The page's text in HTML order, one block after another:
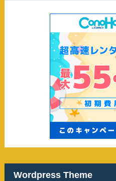
Wordpress Theme